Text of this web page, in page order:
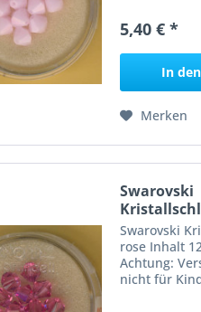
5,40 € *
In den
Merken
Swarovski
12 Stück
Swarovski
rose Inhalt
Achtung:
nicht für